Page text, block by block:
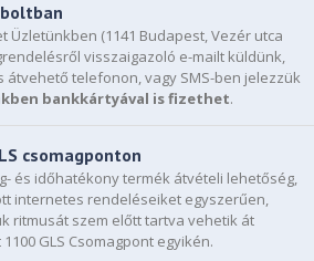
Üzletünkben (1141 Budapest, Vezér utca
visszaigazoló e-mailt küldünk,
átvehető telefonon, vagy SMS-ben jelezzük
bankkártyával is fizethet.
csomagponton
és időhatékony termék átvételi lehetőség,
internetes rendeléseiket egyszerűen,
ritmusát szem előtt tartva vehetik át
GLS Csomagpont egyikén.